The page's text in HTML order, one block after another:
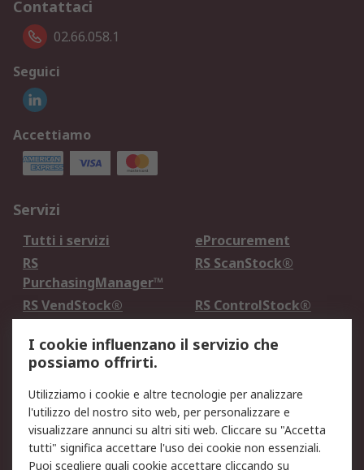
Contattaci
02.66.058.1
Seguici
Accettiamo
Servizi
Tutti i servizi
eProcurement
RS
PurchasingManager™
RS ScanStock®
RS VendStock®
RS ControlStock®
Legale
Informativa Cookie
Informativa Privacy -
Aggiornata
Email Security
Termini d'uso
Condizioni di vendita
Condizioni generali di
I cookie influenzano il servizio che
possiamo offrirti.
Utilizziamo i cookie e altre tecnologie per analizzare
l'utilizzo del nostro sito web, per personalizzare e
visualizzare annunci su altri siti web. Cliccare su "Accetta
tutti" significa accettare l'uso dei cookie non essenziali.
Puoi scegliere quali cookie accettare cliccando su